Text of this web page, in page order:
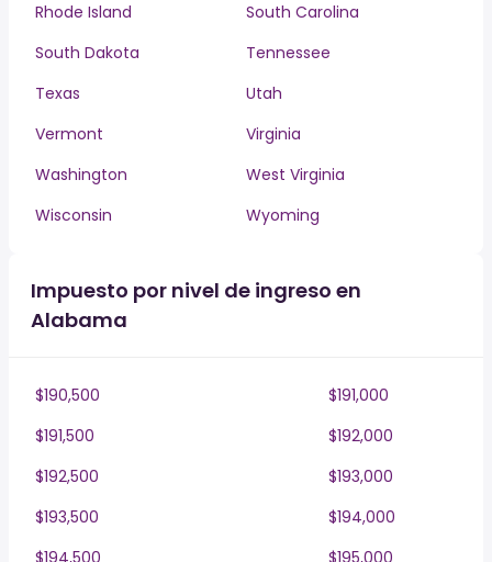
Rhode Island
South Carolina
South Dakota
Tennessee
Texas
Utah
Vermont
Virginia
Washington
West Virginia
Wisconsin
Wyoming
Impuesto por nivel de ingreso en
Alabama
$190,500
$191,000
$191,500
$192,000
$192,500
$193,000
$193,500
$194,000
$194,500
$195,000